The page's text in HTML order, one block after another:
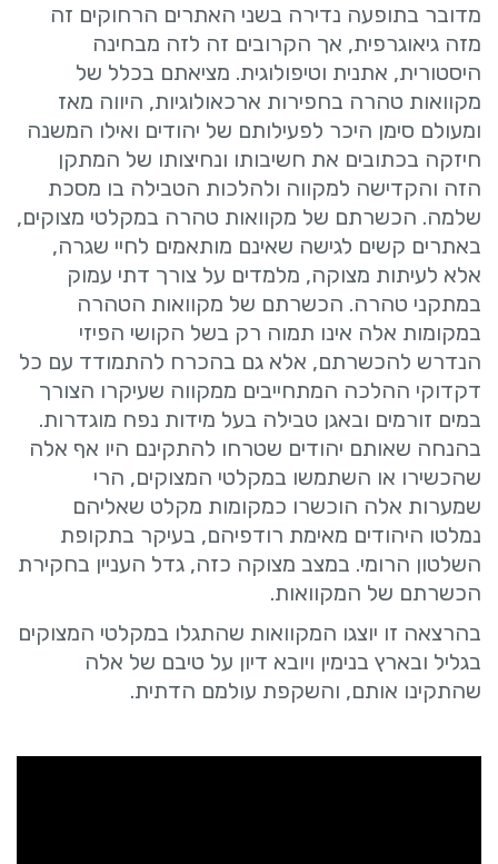
מדובר בתופעה נדירה בשני האתרים הרחוקים זה
מזה גיאוגרפית, אך הקרובים זה לזה מבחינה
היסטורית, אתנית וטיפולוגית. מציאתם בכלל של
מקוואות טהרה בחפירות ארכאולוגיות, היווה מאז
ומעולם סימן היכר לפעילותם של יהודים ואילו המשנה
חיזקה בכתובים את חשיבותו ונחיצותו של המתקן
הזה והקדישה למקווה ולהלכות הטבילה בו מסכת
שלמה. הכשרתם של מקוואות טהרה במקלטי מצוקים,
באתרים קשים לגישה שאינם מותאמים לחיי שגרה,
אלא לעיתות מצוקה, מלמדים על צורך דתי עמוק
במתקני טהרה. הכשרתם של מקוואות הטהרה
במקומות אלה אינו תמוה רק בשל הקושי הפיזי
הנדרש להכשרתם, אלא גם בהכרח להתמודד עם כל
דקדוקי ההלכה המתחייבים ממקווה שעיקרו הצורך
במים זורמים ובאגן טבילה בעל מידות נפח מוגדרות.
בהנחה שאותם יהודים שטרחו להתקינם היו אף אלה
שהכשירו או השתמשו במקלטי המצוקים, הרי
שמערות אלה הוכשרו כמקומות מקלט שאליהם
נמלטו היהודים מאימת רודפיהם, בעיקר בתקופת
השלטון הרומי. במצב מצוקה כזה, גדל העניין בחקירת
הכשרתם של המקוואות.
בהרצאה זו יוצגו המקוואות שהתגלו במקלטי המצוקים
בגליל ובארץ בנימין ויובא דיון על טיבם של אלה
שהתקינו אותם, והשקפת עולמם הדתית.